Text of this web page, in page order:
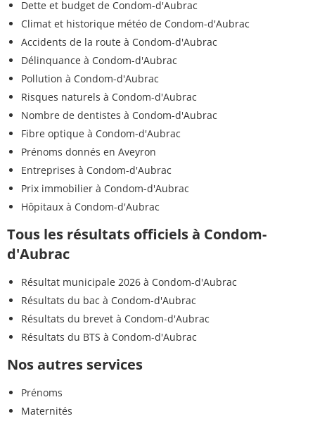
Dette et budget de Condom-d'Aubrac
Climat et historique météo de Condom-d'Aubrac
Accidents de la route à Condom-d'Aubrac
Délinquance à Condom-d'Aubrac
Pollution à Condom-d'Aubrac
Risques naturels à Condom-d'Aubrac
Nombre de dentistes à Condom-d'Aubrac
Fibre optique à Condom-d'Aubrac
Prénoms donnés en Aveyron
Entreprises à Condom-d'Aubrac
Prix immobilier à Condom-d'Aubrac
Hôpitaux à Condom-d'Aubrac
Tous les résultats officiels à Condom-
d'Aubrac
Résultat municipale 2026 à Condom-d'Aubrac
Résultats du bac à Condom-d'Aubrac
Résultats du brevet à Condom-d'Aubrac
Résultats du BTS à Condom-d'Aubrac
Nos autres services
Prénoms
Maternités